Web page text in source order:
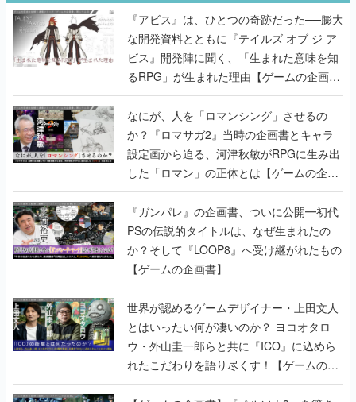
『アビス』は、ひとつの奇跡だった──膨大
な開発資料とともに『テイルズ オブ ジ ア
ビス』開発陣に聞く、「生まれた意味を知
るRPG」が生まれた理由【ゲームの企画
書】
なにが、人を「ロマンシング」させるの
か？『ロマサガ2』当時の企画書とキャラ
設定画から迫る、河津秋敏がRPGに生み出
した「ロマン」の正体とは【ゲームの企画
書】
『ガンパレ』の企画書、ついに公開━初代
PSの伝説的タイトルは、なぜ生まれたの
か？そして『LOOP8』へ受け継がれたもの
【ゲームの企画書】
世界が認めるゲームデザイナー・上田文人
とはいったい何が凄いのか？ ヨコオタロ
ウ・外山圭一郎らと共に『ICO』に込めら
れたこだわりを語り尽くす！【ゲームの企
画書】